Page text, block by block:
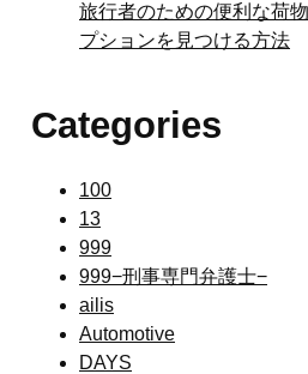
旅行者のための便利な荷
プションを見つける方法
Categories
100
13
999
999−刑事専門弁護士−
ailis
Automotive
DAYS